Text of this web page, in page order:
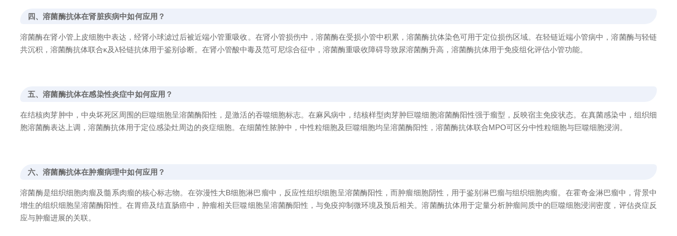
四、溶菌酶抗体在肾脏疾病中如何应用？
溶菌酶在肾小管上皮细胞中表达，经肾小球滤过后被近端小管重吸收。在肾小管损伤中，溶菌酶在受损小管中积累，溶菌酶抗体染色可用于定位损伤区域。在轻链近端小管病中，溶菌酶与轻链
共沉积，溶菌酶抗体联合κ及λ轻链抗体用于鉴别诊断。在肾小管酸中毒及范可尼综合征中，溶菌酶重吸收障碍导致尿溶菌酶升高，溶菌酶抗体用于免疫组化评估小管功能。
五、溶菌酶抗体在感染性炎症中如何应用？
在结核肉芽肿中，中央坏死区周围的巨噬细胞呈溶菌酶阳性，是激活的吞噬细胞标志。在麻风病中，结核样型肉芽肿巨噬细胞溶菌酶阳性强于瘤型，反映宿主免疫状态。在真菌感染中，组织细
胞溶菌酶表达上调，溶菌酶抗体用于定位感染灶周边的炎症细胞。在细菌性脓肿中，中性粒细胞及巨噬细胞均呈溶菌酶阳性，溶菌酶抗体联合MPO可区分中性粒细胞与巨噬细胞浸润。
六、溶菌酶抗体在肿瘤病理中如何应用？
溶菌酶是组织细胞肉瘤及髓系肉瘤的核心标志物。在弥漫性大B细胞淋巴瘤中，反应性组织细胞呈溶菌酶阳性，而肿瘤细胞阴性，用于鉴别淋巴瘤与组织细胞肉瘤。在霍奇金淋巴瘤中，背景中
增生的组织细胞呈溶菌酶阳性。在胃癌及结直肠癌中，肿瘤相关巨噬细胞呈溶菌酶阳性，与免疫抑制微环境及预后相关。溶菌酶抗体用于定量分析肿瘤间质中的巨噬细胞浸润密度，评估炎症反
应与肿瘤进展的关联。